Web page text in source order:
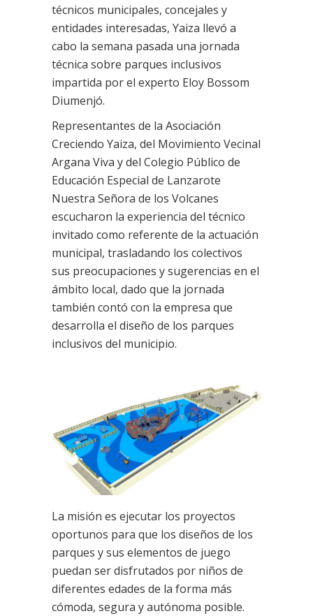
técnicos municipales, concejales y
entidades interesadas, Yaiza llevó a
cabo la semana pasada una jornada
técnica sobre parques inclusivos
impartida por el experto Eloy Bossom
Diumenjó.
Representantes de la Asociación
Creciendo Yaiza, del Movimiento Vecinal
Argana Viva y del Colegio Público de
Educación Especial de Lanzarote
Nuestra Señora de los Volcanes
escucharon la experiencia del técnico
invitado como referente de la actuación
municipal, trasladando los colectivos
sus preocupaciones y sugerencias en el
ámbito local, dado que la jornada
también contó con la empresa que
desarrolla el diseño de los parques
inclusivos del municipio.
La misión es ejecutar los proyectos
oportunos para que los diseños de los
parques y sus elementos de juego
puedan ser disfrutados por niños de
diferentes edades de la forma más
cómoda, segura y autónoma posible.